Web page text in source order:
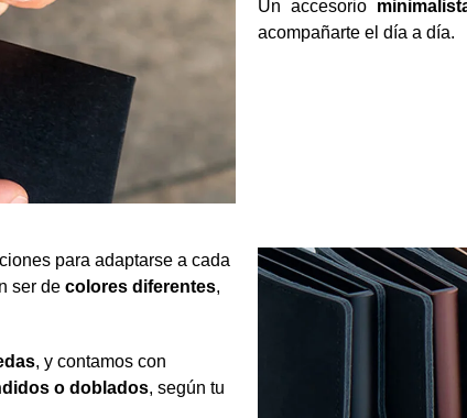
Un accesorio
acompañarte el día a día.
para adaptarse a cada
ser de colores diferentes,
, y contamos con
o doblados, según tu